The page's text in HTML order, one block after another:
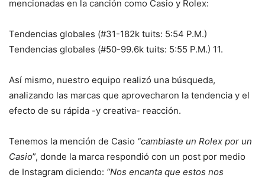
mencionadas en la canción como Casio y Rolex:
Tendencias globales (#31-182k tuits: 5:54 P.M.)
Tendencias globales (#50-99.6k tuits: 5:55 P.M.) 11.
Así mismo, nuestro equipo realizó una búsqueda,
analizando las marcas que aprovecharon la tendencia y el
efecto de su rápida -y creativa- reacción.
Tenemos la mención de Casio “cambiaste un Rolex por un
Casio”, donde la marca respondió con un post por medio
de Instagram diciendo: “Nos encanta que estos nos